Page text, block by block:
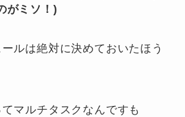
がミソ！)
ルは絶対に決めておいたほう
マルチタスクなんですも